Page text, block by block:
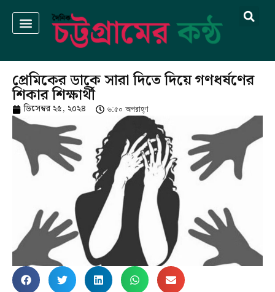
প্রেমিকের ডাকে সারা দিতে দিয়ে গণধর্ষণের
শিকার শিক্ষার্থী
ডিসেম্বর ২৫, ২০২৪ ৬:৫০ অপরাহ্ণ